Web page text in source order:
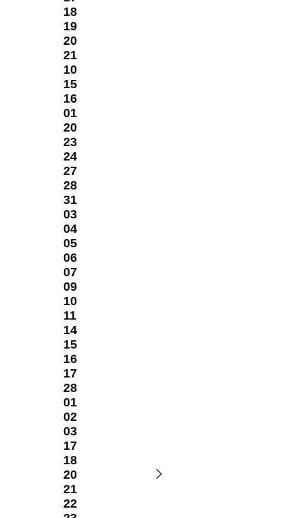
18
19
20
21
10
15
16
01
20
23
24
27
28
31
03
04
05
06
07
09
10
11
14
15
16
17
28
01
02
03
17
18
20
21
22